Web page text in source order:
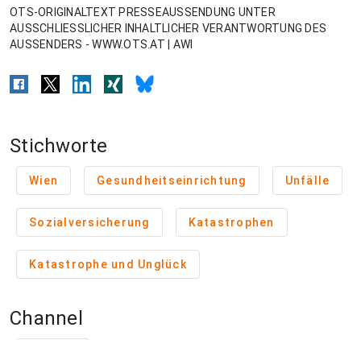
OTS-ORIGINALTEXT PRESSEAUSSENDUNG UNTER
AUSSCHLIESSLICHER INHALTLICHER VERANTWORTUNG DES
AUSSENDERS - WWW.OTS.AT | AWI
Stichworte
Wien Gesundheitseinrichtung Unfälle
Sozialversicherung Katastrophen
Katastrophe und Unglück
Channel